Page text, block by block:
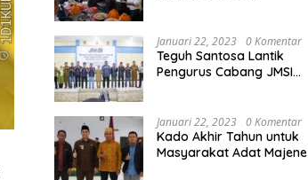
Januari 22, 2023 0 Komentar
Teguh Santosa Lantik
Pengurus Cabang JMSI
Januari 22, 2023 0 Komentar
Kado Akhir Tahun untuk
Masyarakat Adat Majene